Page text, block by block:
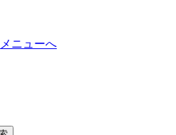
メニューへ